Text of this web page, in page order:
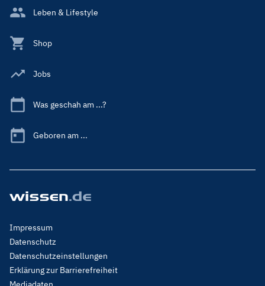
Leben & Lifestyle
Shop
Jobs
Was geschah am ...?
Geboren am ...
Footer
Menu
Legal
Impressum
Datenschutz
Datenschutzeinstellungen
Erklärung zur Barrierefreiheit